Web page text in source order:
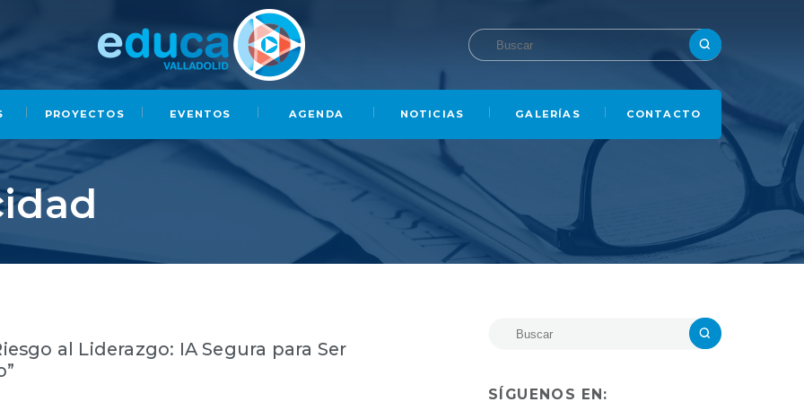
PROYECTOS EVENTOS AGENDA NOTICIAS GALERÍAS CONTACTO
al Liderazgo: IA Segura para Ser
SÍGUENOS EN: